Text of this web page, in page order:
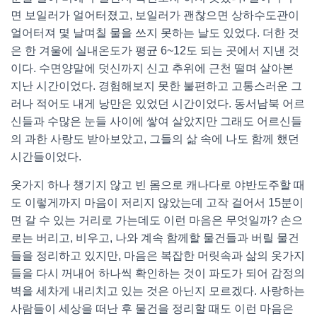
면 보일러가 얼어터졌고, 보일러가 괜찮으면 상하수도관이
얼어터져 몇 날며칠 물을 쓰지 못하는 날도 있었다. 더한 것
은 한 겨울에 실내온도가 평균 6~12도 되는 곳에서 지낸 것
이다. 수면양말에 덧신까지 신고 추위에 근천 떨며 살아본
지난 시간이었다. 경험해보지 못한 불편하고 고통스러운 그
러나 적어도 내게 낭만은 있었던 시간이었다. 동서남북 어르
신들과 수많은 눈들 사이에 쌓여 살았지만 그래도 어르신들
의 과한 사랑도 받아보았고, 그들의 삶 속에 나도 함께 했던
시간들이었다.
옷가지 하나 챙기지 않고 빈 몸으로 캐나다로 야반도주할 때
도 이렇게까지 마음이 저리지 않았는데 고작 걸어서 15분이
면 갈 수 있는 거리로 가는데도 이런 마음은 무엇일까? 손으
로는 버리고, 비우고, 나와 계속 함께할 물건들과 버릴 물건
들을 정리하고 있지만, 마음은 복잡한 머릿속과 삶의 옷가지
들을 다시 꺼내어 하나씩 확인하는 것이 파도가 되어 감정의
벽을 세차게 내리치고 있는 것은 아닌지 모르겠다. 사랑하는
사람들이 세상을 떠난 후 물건을 정리할 때도 이런 마음은